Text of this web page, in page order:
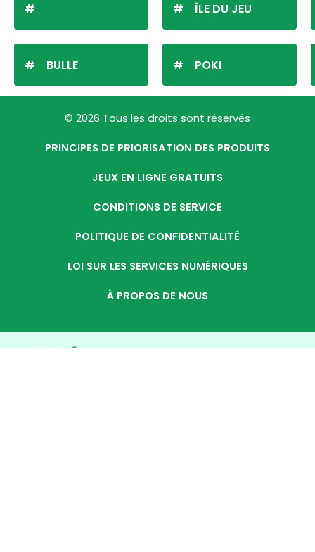
BULLE
ÎLE DU JEU
POKI
© 2026 Tous les droits sont réservés
PRINCIPES DE PRIORISATION DES PRODUITS
JEUX EN LIGNE GRATUITS
CONDITIONS DE SERVICE
POLITIQUE DE CONFIDENTIALITÉ
LOI SUR LES SERVICES NUMÉRIQUES
À PROPOS DE NOUS